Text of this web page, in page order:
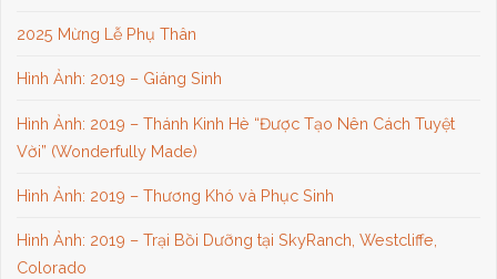
2025 Mừng Lễ Phụ Thân
Hình Ảnh: 2019 – Giáng Sinh
Hình Ảnh: 2019 – Thánh Kinh Hè “Được Tạo Nên Cách Tuyệt
Vời” (Wonderfully Made)
Hình Ảnh: 2019 – Thương Khó và Phục Sinh
Hình Ảnh: 2019 – Trại Bồi Dưỡng tại SkyRanch, Westcliffe,
Colorado